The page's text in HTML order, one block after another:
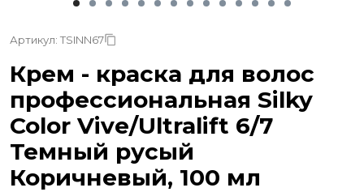
Артикул: TSINN67
Крем - краска для волос
профессиональная Silky
Color Vive/Ultralift 6/7
Темный русый
Коричневый, 100 мл